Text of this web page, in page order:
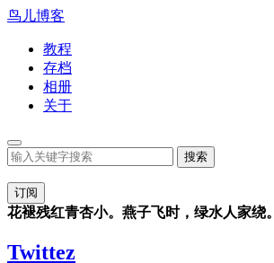
鸟儿博客
教程
存档
相册
关于
订阅
花褪残红青杏小。燕子飞时，绿水人家绕。
Twittez